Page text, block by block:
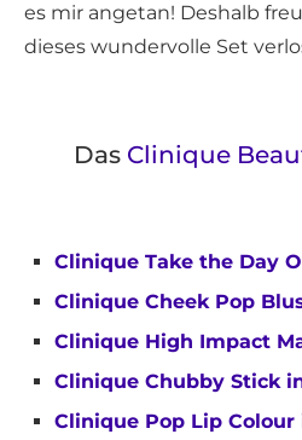
es mir angetan! Deshalb
dieses wundervolle Set
Das Clinique
Clinique Take the Day
Clinique Cheek Pop
Clinique High Impact
Clinique Chubby Stick
Clinique Pop Lip Colour